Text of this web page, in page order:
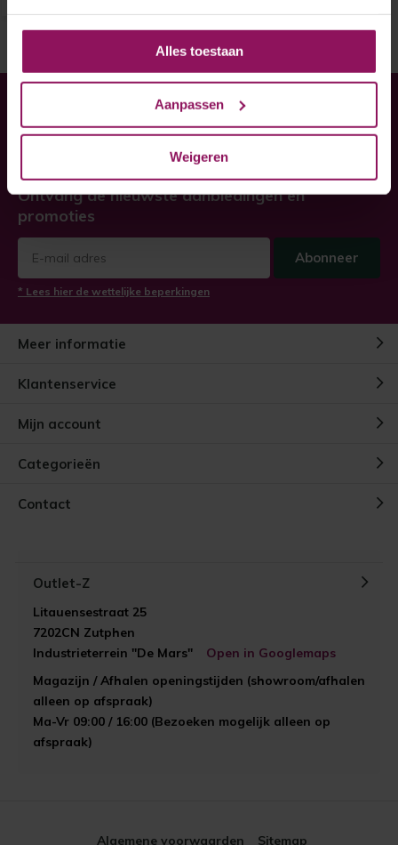
Alles toestaan
Aanpassen
Weigeren
Heeft u hulp nodig bij uw
bestelling?
Twijfel niet, neem contact met ons op!
Ontvang de nieuwste aanbiedingen en
promoties
Abonneer
* Lees hier de wettelijke beperkingen
Meer informatie
Klantenservice
Mijn account
Categorieën
Contact
Outlet-Z
Litauensestraat 25
7202CN Zutphen
Industrieterrein "De Mars"
Open in Googlemaps
Magazijn / Afhalen openingstijden (showroom/afhalen
alleen op afspraak)
Ma-Vr 09:00 / 16:00 (Bezoeken mogelijk alleen op
afspraak)
Algemene voorwaarden Sitemap